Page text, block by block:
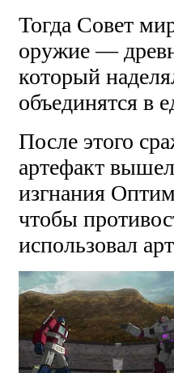
Тогда Совет
оружие —
который
объединятся в
После этого
артефакт
изгнания
чтобы
использовал